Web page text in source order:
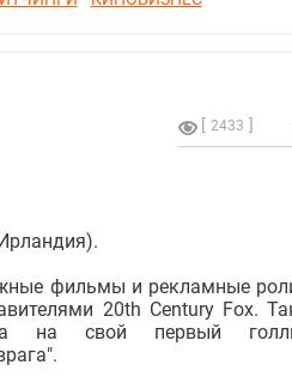
2433
фильмы и рекламные
20th Century Fox.
на свой первый